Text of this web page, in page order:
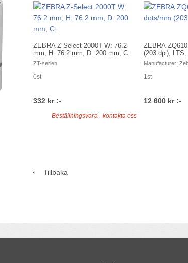
ZEBRA Z-Select 2000T W: 76.2
mm, H: 76.2 mm, D: 200 mm, C:
ZT-serien
0st
332 kr :-
Beställningsvara - kontakta oss
ZEBRA
(203 dpi),
Manufacturer:
1st
12 600 kr :-
Tillbaka